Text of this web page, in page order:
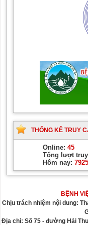
điều trị các
xương
THỐNG KÊ TRUY
Online: 45
Tổng lượt
Hôm nay: 7925
BỆNH
Chịu trách nhiệm nội dung:
Địa chỉ: Số 75 - đường Hải